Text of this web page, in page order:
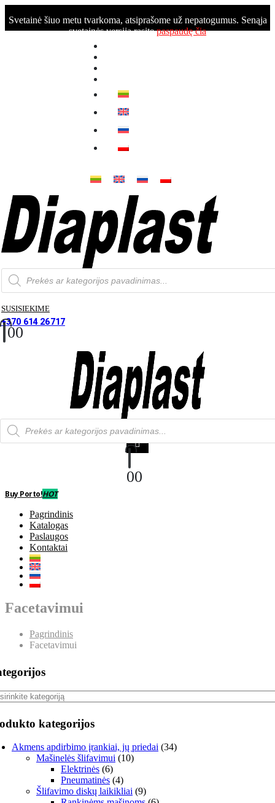
Svetainė šiuo metu tvarkoma, atsiprašome už nepatogumus. Senąja
svetainės versiją rasitepaspaudę čia
Produktų
paieška
SUSISIEKIME
+370 614 26717
00
Produktų
paieška
00
Buy Porto!HOT
Pagrindinis
Katalogas
Paslaugos
Kontaktai
Facetavimui
Pagrindinis
Facetavimui
kategorijos
Akmens apdirbimo įrankiai, jų priedai (34)
Mašinelės šlifavimui (10)
Elektrinės (6)
Pneumatinės (4)
Šlifavimo diskų laikikliai (9)